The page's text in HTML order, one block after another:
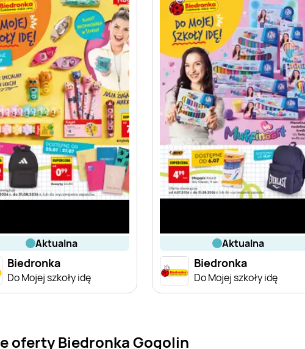
aktualna
Biedronka
Do Mojej szkoły idę
aktualna
Biedronka
Do Mojej szkoły idę
oferty Biedronka Gogolin